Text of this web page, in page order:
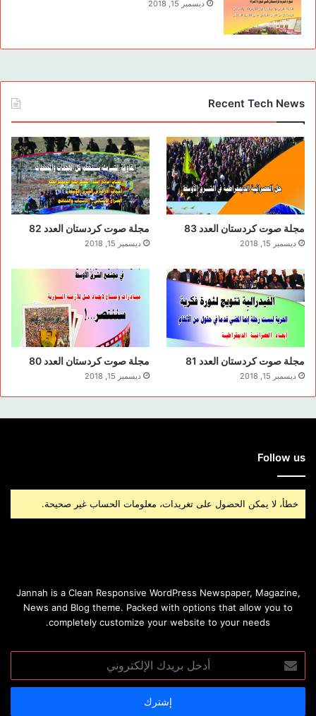
ديسمبر 15, 2018
Recent Tech News
مجلة صوت كردستان العدد 83
ديسمبر 15, 2018
مجلة صوت كردستان العدد 82
ديسمبر 15, 2018
مجلة صوت كردستان العدد 81
ديسمبر 15, 2018
مجلة صوت كردستان العدد 80
ديسمبر 15, 2018
Follow us
خطأ، لا يمكن الحصول على تغريدات، معلومات الحساب غير صحيحة.
Jannah is a Clean Responsive WordPress Newspaper, Magazine,
News and Blog theme. Packed with options that allow you to
completely customize your website to your needs.
بريدك
الإلكتروني